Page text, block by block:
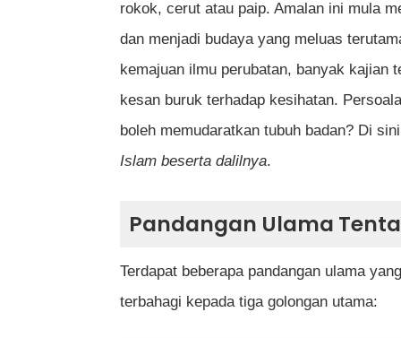
Fatwa-Fatwa Berkenaan Merokok
Pandangan Ulama Terkemuka
Kesimpulan
Soalan Lazim (FAQ)
Adakah semua ulama sepakat
Bagaimana dengan hukum
Apakah panduan Islam untuk
Adakah merokok membatalkan
rokok, cerut atau paip. Amalan ini mula
dan menjadi budaya yang meluas
kemajuan ilmu perubatan, banyak kajian
kesan buruk terhadap kesihatan.
boleh memudaratkan tubuh badan? Di
Islam beserta dalilnya.
Pandangan Ulama
Terdapat beberapa pandangan ulama
terbahagi kepada tiga golongan utama: